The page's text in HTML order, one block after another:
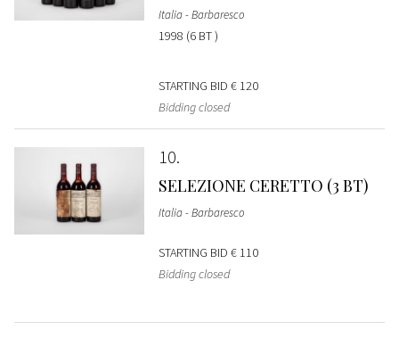
Italia - Barbaresco
1998 (6 BT )
STARTING BID € 120
Bidding closed
10
SELEZIONE CERETTO (3 BT)
Italia - Barbaresco
STARTING BID € 110
Bidding closed